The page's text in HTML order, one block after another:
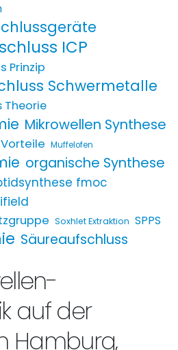
ICP
Prinzip
Schwermetalle
Theorie
Mikrowellen Synthese
Muffelofen
organische Synthese
fmoc
Soxhlet Extraktion SPPS
Säureaufschluss
auf der
Hamburg,